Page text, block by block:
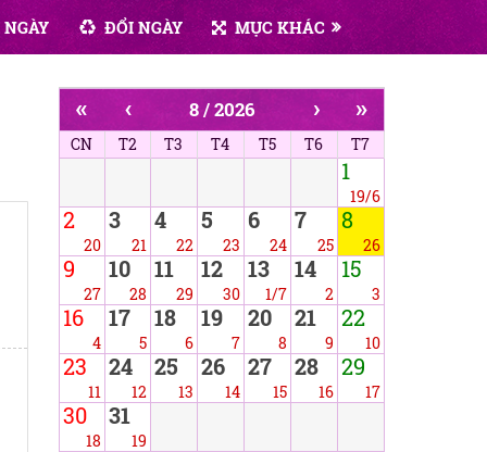
ĐỔI NGÀY MỤC KHÁC
« ‹ 8 / 2026 › »
CN T2 T3 T4 T5 T6 T7
1
19/6
2
20
3
21
4
22
5
23
6
24
7
25
8
26
9
27
10
28
11
29
12
30
13
1/7
14
2
15
3
16
4
17
5
18
6
19
7
20
8
21
9
22
10
23
11
24
12
25
13
26
14
27
15
28
16
29
17
30
18
31
19